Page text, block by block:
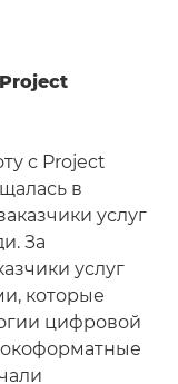
с Project
в
услуг
За
услуг
которые
цифровой